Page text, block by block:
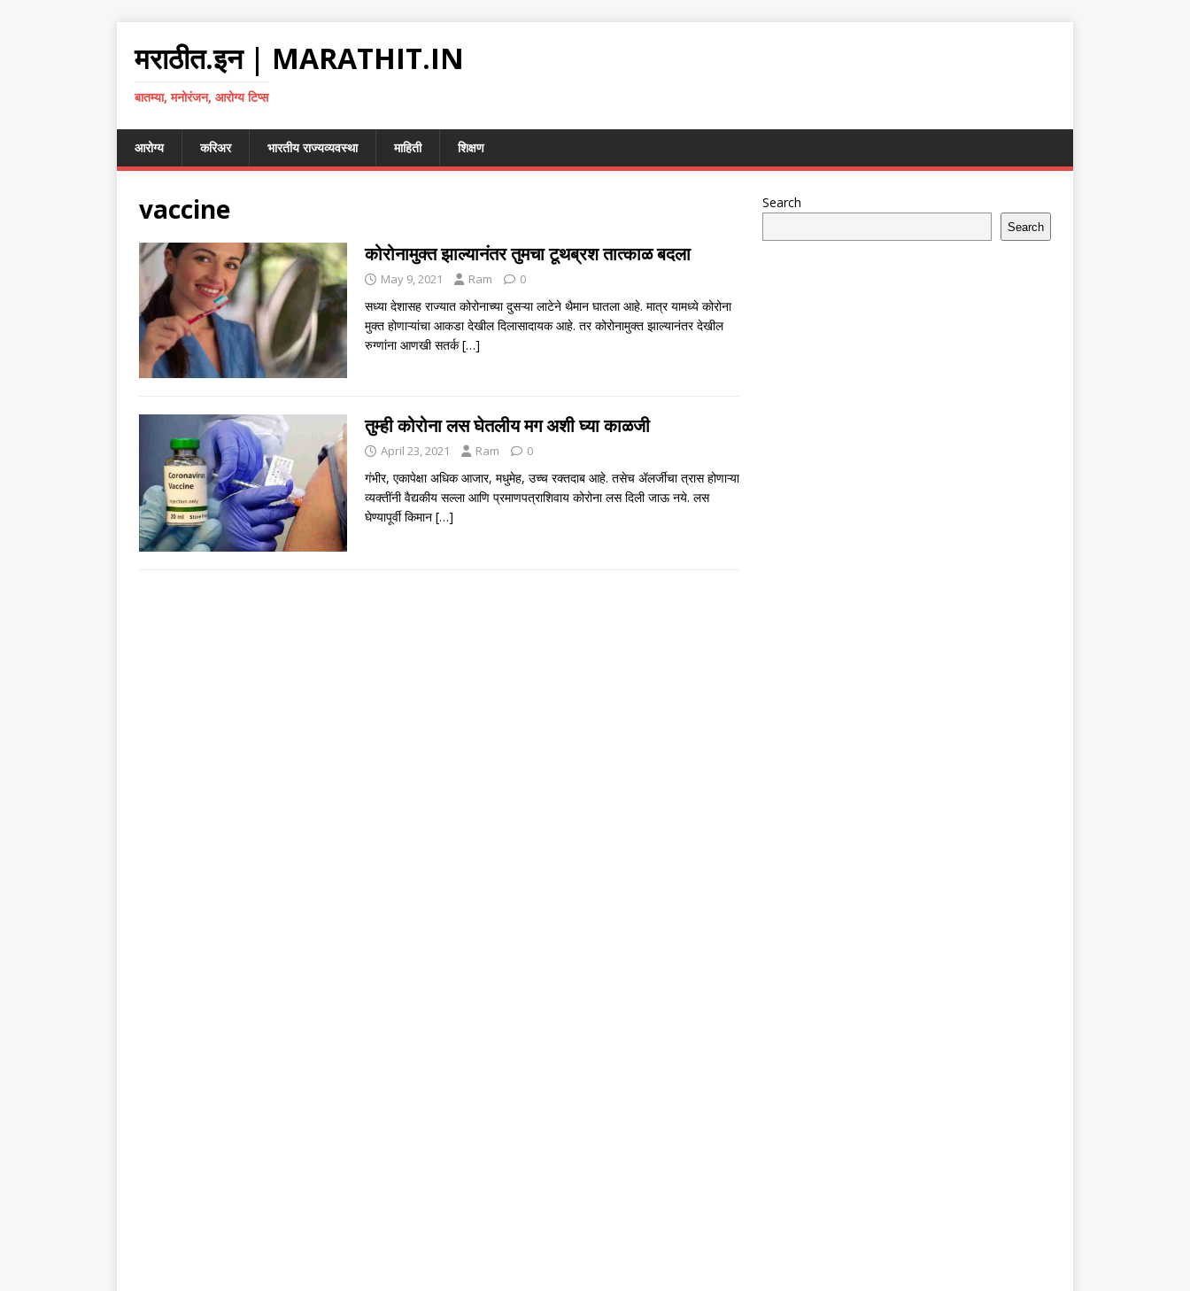
मराठीत.इन | MARATHIT.IN
बातम्या, मनोरंजन, आरोग्य टिप्स
आरोग्य करिअर भारतीय राज्यव्यवस्था माहिती शिक्षण
vaccine
कोरोनामुक्त झाल्यानंतर तुमचा टूथब्रश तात्काळ बदला
May 9, 2021 Ram 0
सध्या देशासह राज्यात कोरोनाच्या दुसऱ्या लाटेने थैमान घातला आहे. मात्र यामध्ये कोरोना
मुक्त होणाऱ्यांचा आकडा देखील दिलासादायक आहे. तर कोरोनामुक्त झाल्यानंतर देखील
रुग्णांना आणखी सतर्क[…]
तुम्ही कोरोना लस घेतलीय मग अशी घ्या काळजी
April 23, 2021 Ram 0
गंभीर, एकापेक्षा अधिक आजार, मधुमेह, उच्च रक्‍तदाब आहे. तसेच ॲलर्जीचा त्रास होणाऱ्या
व्यक्‍तींनी वैद्यकीय सल्ला आणि प्रमाणपत्राशिवाय कोरोना लस दिली जाऊ नये. लस
घेण्यापूर्वी किमान […]
Search
Search